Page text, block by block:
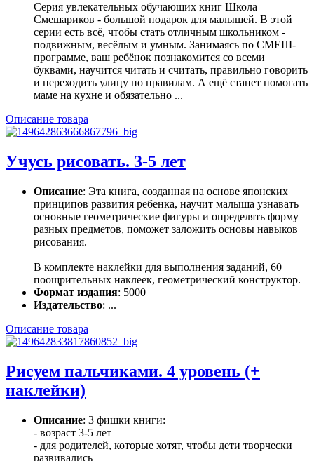
Серия увлекательных обучающих книг Школа
Смешариков - большой подарок для малышей. В этой
серии есть всё, чтобы стать отличным школьником -
подвижным, весёлым и умным. Занимаясь по СМЕШ-
программе, ваш ребёнок познакомится со всеми
буквами, научится читать и считать, правильно говорить
и переходить улицу по правилам. А ещё станет помогать
маме на кухне и обязательно ...
Описание товара
Учусь рисовать. 3-5 лет
Описание: Эта книга, созданная на основе японских
принципов развития ребенка, научит малыша узнавать
основные геометрические фигуры и определять форму
разных предметов, поможет заложить основы навыков
рисования.
В комплекте наклейки для выполнения заданий, 60
поощрительных наклеек, геометрический конструктор.
Формат издания: 5000
Издательство: ...
Описание товара
Рисуем пальчиками. 4 уровень (+
наклейки)
Описание: 3 фишки книги:
- возраст 3-5 лет
- для родителей, которые хотят, чтобы дети творчески
развивались